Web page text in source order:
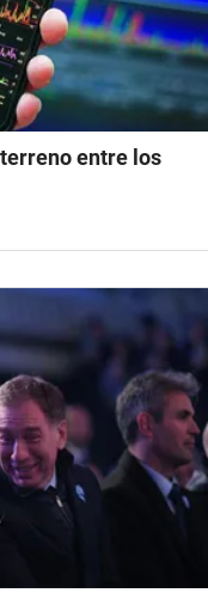
entre los